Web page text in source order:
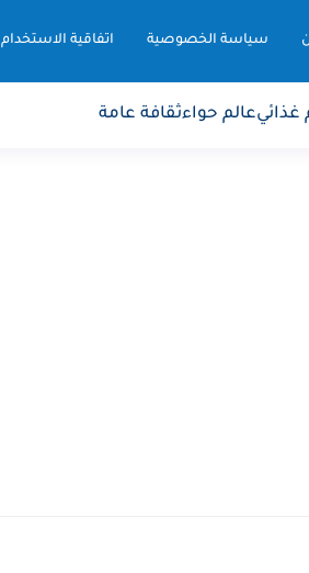
سياسة الخصوصية اتفاقية الاستخدام
غذائيعالم حواءثقافة عامة